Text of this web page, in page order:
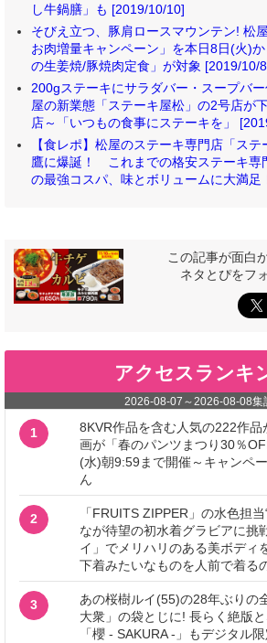
し牛鍋膳」も [2019/10/10]
そびえ立つ、豚肩ロースマウンテン! 松
お肉増量キャンペーン」を本日8日(火)
の生姜焼/豚焼肉定食」が対象 [2019/10/
200gステーキにサラダバー・スープバ
屋の新業態「ステーキ屋松」の2号店が
店～「いつもの食事にステーキを」
【食レポ】松屋のステーキ専門店「ス
鷹に爆誕！ これまでの格安ステーキ専
の最強コスパ、味とボリュームに大満足
この記事が面白
ネタとぴをフ
アクセスランキ
2026-08-07 ～2026-08-08集
1
8KVR作品を含む人気の222作
画が「春のパンツまつり30％
(水)朝9:59まで開催～キャンペ
ん
2
「FRUITS ZIPPER」の水色担
なが待望の初水着グラビアに挑
イ」でメリハリのある美ボディ
下着みたいなものを人前で着る
3
あの桜樹ルイ(55)の28年ぶりの
大衆」の袋とじに! 長らく絶版
「櫻 - SAKURA -」もデジタル